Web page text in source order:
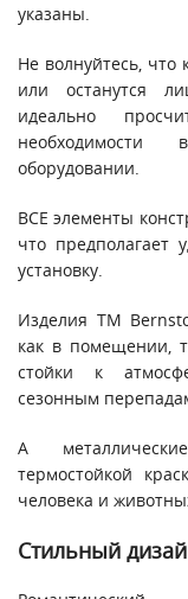
указаны.
Не волнуйтесь, что
или останутся
идеально
необходимости
оборудовании.
ВСЕ элементы
что предполагает
установку.
Изделия ТМ
как в помещении,
стойки к
сезонным
А
термостойкой
человека и
Стильный